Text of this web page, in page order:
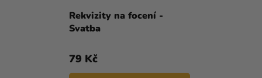
Rekvizity na focení -
Svatba
79 Kč